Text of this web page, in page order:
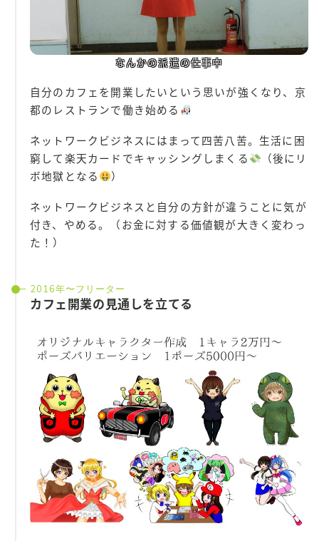
なんかの派遣の仕事中
自分のカフェを開業したいという思いが強くなり、京
都のレストランで働き始める
ネットワークビジネスにはまって四苦八苦。生活に困
窮して楽天カードでキャッシングしまくる
（後にリ
ボ地獄となる
）
ネットワークビジネスと自分の方針が違うことに気が
付き、やめる。（お金に対する価値観が大きく変わっ
た！）
2016年〜フリーター
カフェ開業の見通しを立てる